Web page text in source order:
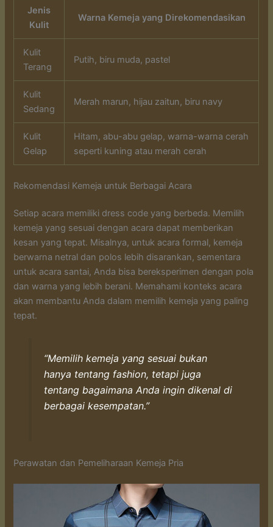
Jenis
Kulit
Warna Kemeja yang Direkomendasikan
Kulit
Terang
Putih, biru muda, pastel
Kulit
Sedang
Merah marun, hijau zaitun, biru navy
Kulit
Gelap
Hitam, abu-abu gelap, warna-warna cerah
seperti kuning atau merah cerah
Rekomendasi Kemeja untuk Berbagai Acara
Setiap acara memiliki dress code yang berbeda. Memilih
kemeja yang sesuai dengan acara dapat memberikan
kesan yang tepat. Misalnya, untuk acara formal, kemeja
berwarna netral dan polos lebih disarankan, sementara
untuk acara santai, Anda bisa bereksperimen dengan pola
dan warna yang lebih berani. Memahami konteks acara
akan membantu Anda dalam memilih kemeja yang paling
tepat.
“Memilih kemeja yang sesuai bukan
hanya tentang fashion, tetapi juga
tentang bagaimana Anda ingin dikenal di
berbagai kesempatan.”
Perawatan dan Pemeliharaan Kemeja Pria